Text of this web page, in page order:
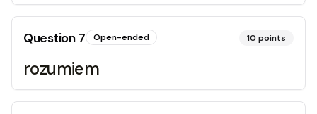
Question7 Open-ended 10 points
rozumiem